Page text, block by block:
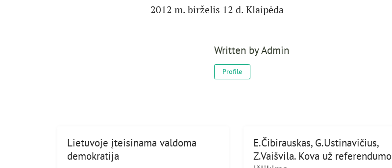
2012 m. birželis 12 d. Klaipėda
Written byAdmin
Profile
Lietuvoje įteisinama valdoma
demokratija
E.Čibirauskas, G.Ustinavičius,
Z.Vaišvila. Kova už referendumo